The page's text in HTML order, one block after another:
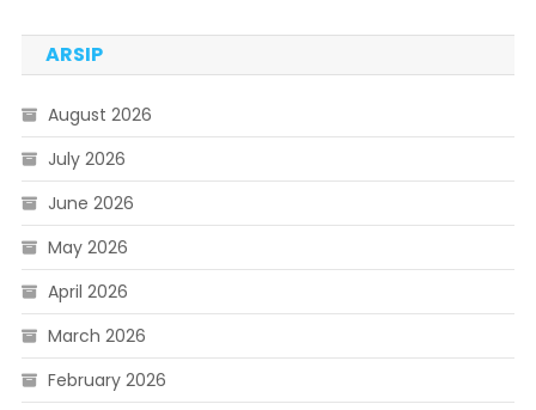
ARSIP
August 2026
July 2026
June 2026
May 2026
April 2026
March 2026
February 2026